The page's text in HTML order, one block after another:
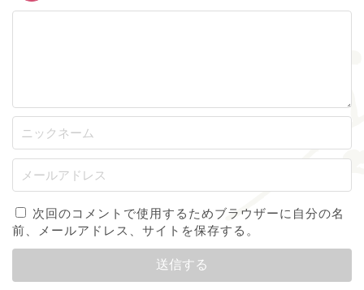
次回のコメントで使用するためブラウザーに自分の名
前、メールアドレス、サイトを保存する。